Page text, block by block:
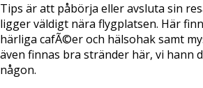
Tips är att påbörja eller avsluta sin
ligger väldigt nära flygplatsen. Här
härliga cafÃ©er och hälsohak samt
även finnas bra stränder här, vi hann
någon.